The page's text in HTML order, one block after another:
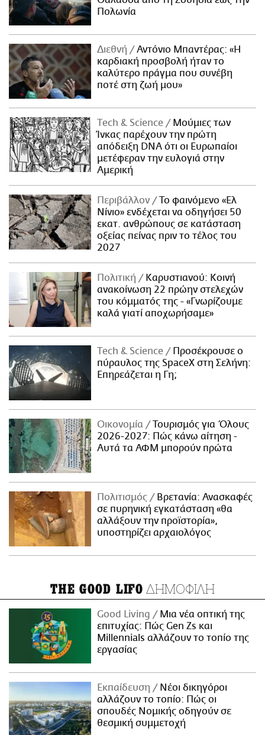
Πολωνία
Διεθνή
Αντόνιο Μπαντέρας: «Η
καρδιακή προσβολή ήταν το
καλύτερο πράγμα που συνέβη
ποτέ στη ζωή μου»
Τech & Science
Μούμιες των
Ίνκας παρέχουν την πρώτη
απόδειξη DNA ότι οι Ευρωπαίοι
μετέφεραν την ευλογιά στην
Αμερική
Περιβάλλον
Το φαινόμενο «Ελ
Νίνιο» ενδέχεται να οδηγήσει 50
εκατ. ανθρώπους σε κατάσταση
οξείας πείνας πριν το τέλος του
2027
Πολιτική
Καρυστιανού: Κοινή
ανακοίνωση 22 πρώην στελεχών
του κόμματός της - «Γνωρίζουμε
καλά γιατί αποχωρήσαμε»
Τech & Science
Προσέκρουσε ο
πύραυλος της SpaceX στη Σελήνη:
Επηρεάζεται η Γη;
Οικονομία
Τουρισμός για Όλους
2026-2027: Πώς κάνω αίτηση -
Αυτά τα ΑΦΜ μπορούν πρώτα
Πολιτισμός
Βρετανία: Ανασκαφές
σε πυρηνική εγκατάσταση «θα
αλλάξουν την προϊστορία»,
υποστηρίζει αρχαιολόγος
THE GOOD LIFO ΔΗΜΟΦΙΛΗ
Good Living
Μια νέα οπτική της
επιτυχίας: Πώς Gen Zs και
Millennials αλλάζουν το τοπίο της
εργασίας
Εκπαίδευση
Νέοι δικηγόροι
αλλάζουν το τοπίο: Πώς οι
σπουδές Νομικής οδηγούν σε
θεσμική συμμετοχή